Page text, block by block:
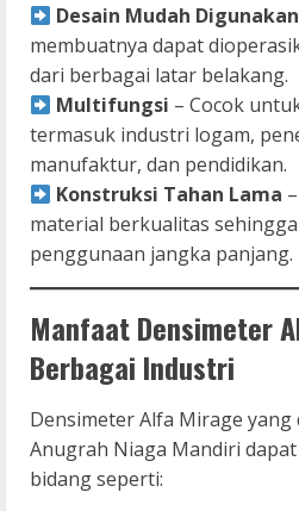
Desain Mudah Digunakan
membuatnya dapat
dari berbagai latar belakang.
Multifungsi – Cocok
termasuk industri logam,
manufaktur, dan pendidikan.
Konstruksi Tahan Lama
material berkualitas
penggunaan jangka panjang.
Manfaat Densimeter
Berbagai Industri
Densimeter Alfa Mirage yang
Anugrah Niaga Mandiri
bidang seperti: